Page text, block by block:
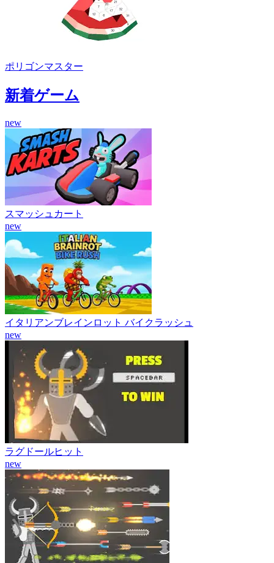
ポリゴンマスター
新着ゲーム
new
スマッシュカート
new
イタリアンブレインロット バイクラッシュ
new
ラグドールヒット
new